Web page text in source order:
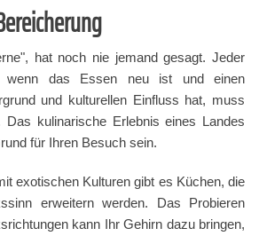
hat noch nie jemand gesagt. Jeder
wenn das Essen neu ist und einen
und kulturellen Einfluss hat, muss
Das kulinarische Erlebnis eines Landes
für Ihren Besuch sein.
exotischen Kulturen gibt es Küchen, die
erweitern werden. Das Probieren
kann Ihr Gehirn dazu bringen,